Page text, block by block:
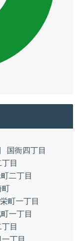
国衙四丁目
目
二丁目
町
栄町一丁目
一丁目
目
丁目